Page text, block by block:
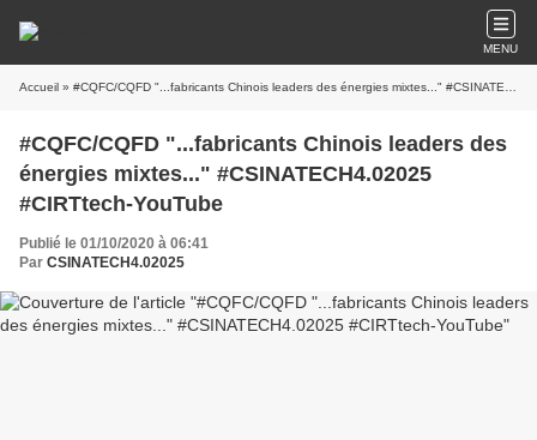
MENU
Accueil » #CQFC/CQFD "...fabricants Chinois leaders des énergies mixtes..." #CSINATECH4.02025 #CIRTtech-YouTube
#CQFC/CQFD "...fabricants Chinois leaders des
énergies mixtes..." #CSINATECH4.02025
#CIRTtech-YouTube
Publié le 01/10/2020 à 06:41
Par CSINATECH4.02025